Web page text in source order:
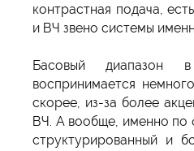
контрастная подача,
и ВЧ звено системы
Басовый диапазон
воспринимается
скорее, из-за более
ВЧ. А вообще, именно по
структурированный и